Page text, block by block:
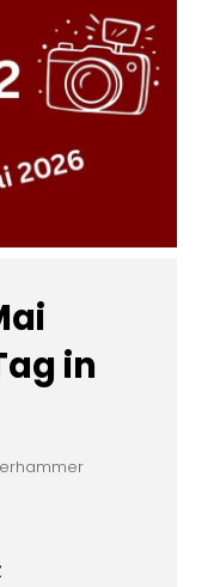
in